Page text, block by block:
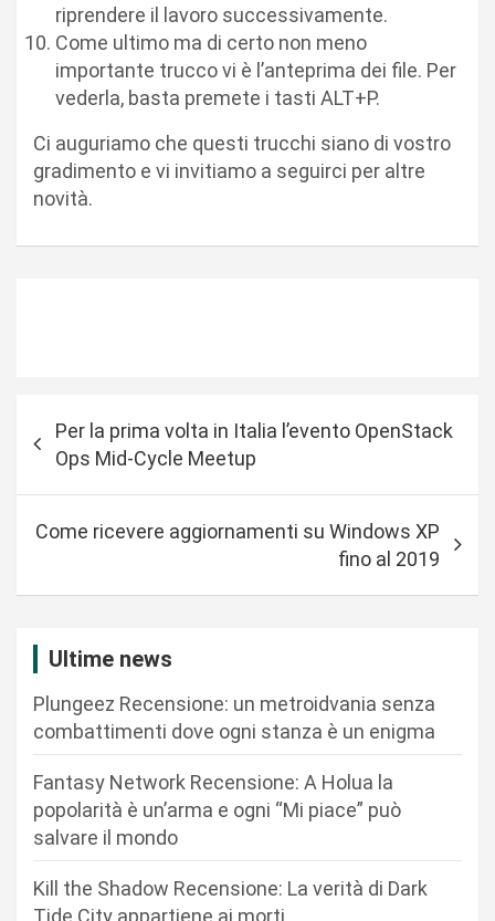
riprendere il lavoro successivamente.
Come ultimo ma di certo non meno
importante trucco vi è l’anteprima dei file. Per
vederla, basta premete i tasti ALT+P.
Ci auguriamo che questi trucchi siano di vostro
gradimento e vi invitiamo a seguirci per altre
novità.
a
Per la prima volta in Italia l’evento OpenStack
Ops Mid-Cycle Meetup
Come ricevere aggiornamenti su Windows XP
fino al 2019
Ultime news
Plungeez Recensione: un metroidvania senza
combattimenti dove ogni stanza è un enigma
Fantasy Network Recensione: A Holua la
popolarità è un’arma e ogni “Mi piace” può
salvare il mondo
Kill the Shadow Recensione: La verità di Dark
Tide City appartiene ai morti